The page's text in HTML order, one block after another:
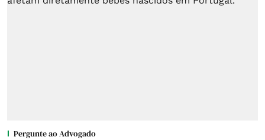
Pergunte ao Advogado